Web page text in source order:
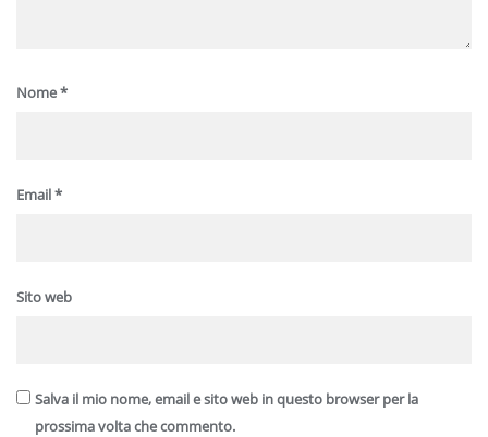
Nome*
Email*
Sito web
Salva il mio nome, email e sito web in questo browser per la
prossima volta che commento.